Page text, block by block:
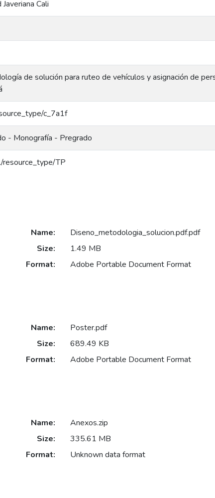
Cali
de solución para ruteo de vehículos y asignación de
c_7a1f
- Monografía - Pregrado
TP
Name:
Diseno_metodologia_solucion.pdf.pdf
Size:
1.49 MB
Format:
Adobe Portable Document Format
Name:
Poster.pdf
Size:
689.49 KB
Format:
Adobe Portable Document Format
Name:
Anexos.zip
Size:
335.61 MB
Format:
Unknown data format